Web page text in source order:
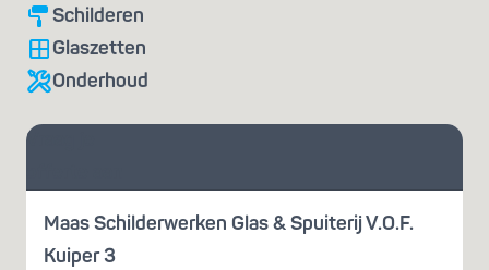
Schilderen
Glaszetten
Onderhoud
Vraag je
Maas Schilderwerken Glas & Spuiterij V.O.F.
Kuiper 3